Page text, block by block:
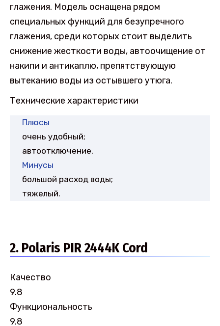
глажения. Модель оснащена рядом
специальных функций для безупречного
глажения, среди которых стоит выделить
снижение жесткости воды, автоочищение от
накипи и антикаплю, препятствующую
вытеканию воды из остывшего утюга.
Технические характеристики
Плюсы
очень удобный;
автоотключение.
Минусы
большой расход воды;
тяжелый.
2. Polaris PIR 2444K Cord
Качество
9.8
Функциональность
9.8